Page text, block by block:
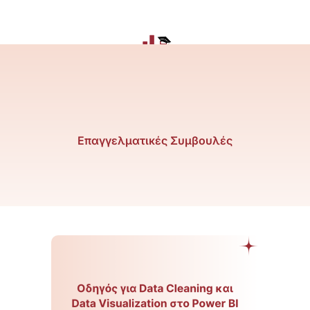
Επαγγελματικές Συμβουλές
PagePage